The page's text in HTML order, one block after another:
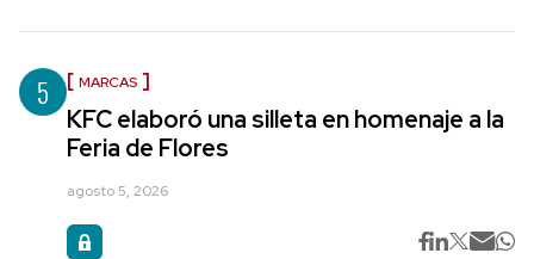
5 MARCAS
KFC elaboró una silleta en homenaje a la
Feria de Flores
agosto 5, 2026